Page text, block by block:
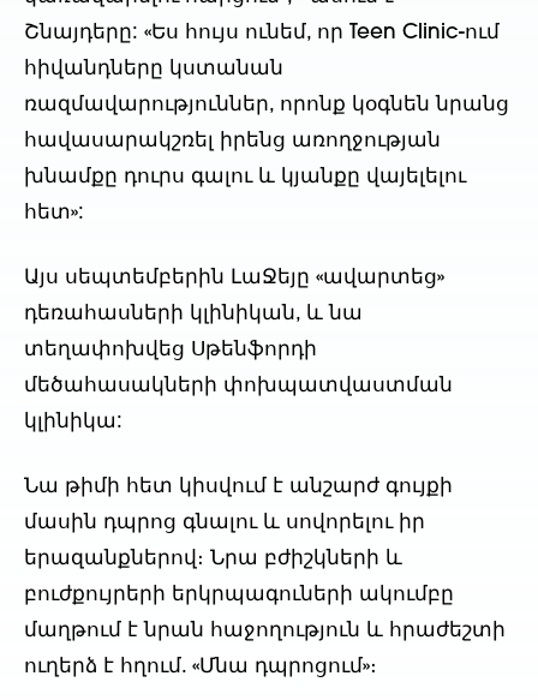
Շնայդերը: «Ես հույս ունեմ, որ Teen Clinic-ում
հիվանդները կստանան
ռազմավարություններ, որոնք կօգնեն նրանց
հավասարակշռել իրենց առողջության
խնամքը դուրս գալու և կյանքը վայելելու
հետ»:
Այս սեպտեմբերին ԼաՋեյը «ավարտեց»
դեռահասների կլինիկան, և նա
տեղափոխվեց Սթենֆորդի
մեծահասակների փոխպատվաստման
կլինիկա:
Նա թիմի հետ կիսվում է անշարժ գույքի
մասին դպրոց գնալու և սովորելու իր
երազանքներով։ Նրա բժիշկների և
բուժքույրերի երկրպագուների ակումբը
մաղթում է նրան հաջողություն և հրաժեշտի
ուղերձ է հղում. «Մնա դպրոցում»։